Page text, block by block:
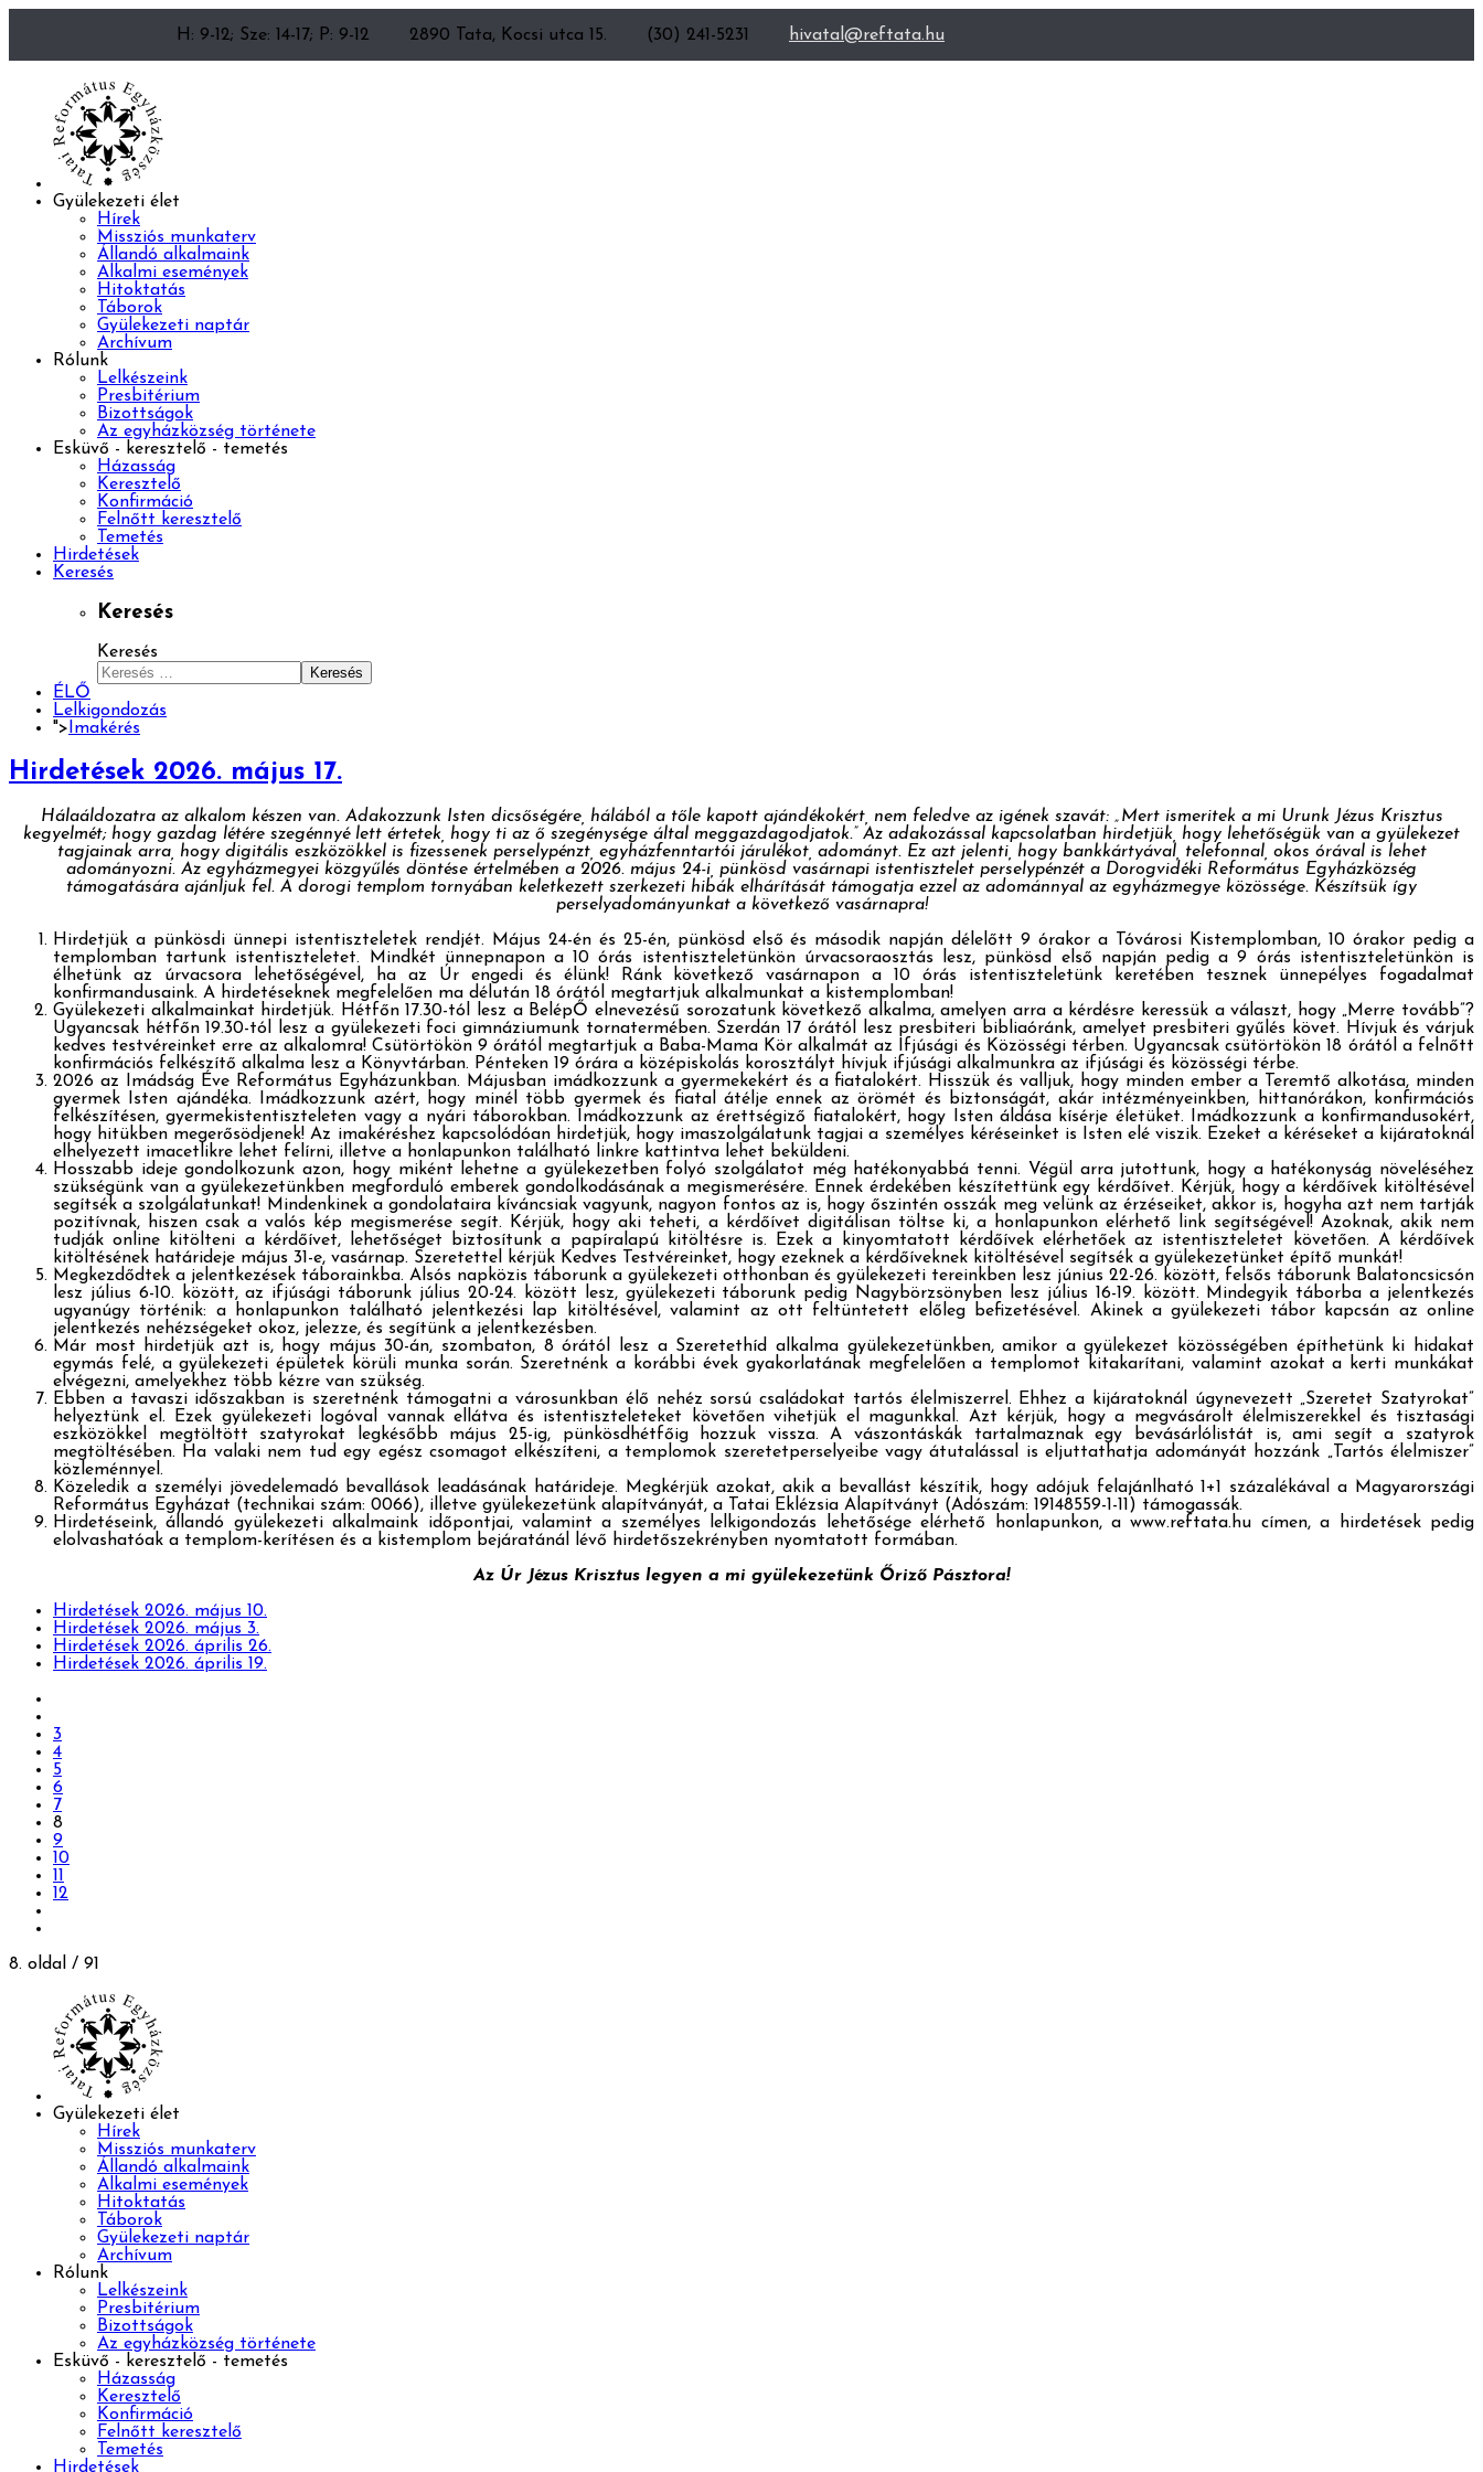
H: 9-12; Sze: 14-17; P: 9-12 2890 Tata, Kocsi utca 15. (30) 241-5231 hivatal@reftata.hu
Gyülekezeti élet
Hírek
Missziós munkaterv
Állandó alkalmaink
Alkalmi események
Hitoktatás
Táborok
Gyülekezeti naptár
Archívum
Rólunk
Lelkészeink
Presbitérium
Bizottságok
Az egyházközség története
Esküvő - keresztelő - temetés
Házasság
Keresztelő
Konfirmáció
Felnőtt keresztelő
Temetés
Hirdetések
Keresés
Keresés
Keresés
Keresés
ÉLŐ
Lelkigondozás
">Imakérés
Hirdetések 2026. május 17.
Hálaáldozatra az alkalom készen van. Adakozzunk Isten dicsőségére, hálából a tőle kapott ajándékokért, nem feledve az igének szavát: „Mert ismeritek a mi Urunk Jézus Krisztus
kegyelmét; hogy gazdag létére szegénnyé lett értetek, hogy ti az ő szegénysége által meggazdagodjatok.” Az adakozással kapcsolatban hirdetjük, hogy lehetőségük van a gyülekezet
tagjainak arra, hogy digitális eszközökkel is fizessenek perselypénzt, egyházfenntartói járulékot, adományt. Ez azt jelenti, hogy bankkártyával, telefonnal, okos órával is lehet
adományozni. Az egyházmegyei közgyűlés döntése értelmében a 2026. május 24-i, pünkösd vasárnapi istentisztelet perselypénzét a Dorogvidéki Református Egyházközség
támogatására ajánljuk fel. A dorogi templom tornyában keletkezett szerkezeti hibák elhárítását támogatja ezzel az adománnyal az egyházmegye közössége. Készítsük így
perselyadományunkat a következő vasárnapra!
Hirdetjük a pünkösdi ünnepi istentiszteletek rendjét. Május 24-én és 25-én, pünkösd első és második napján délelőtt 9 órakor a Tóvárosi Kistemplomban, 10 órakor pedig a
templomban tartunk istentiszteletet. Mindkét ünnepnapon a 10 órás istentiszteletünkön úrvacsoraosztás lesz, pünkösd első napján pedig a 9 órás istentiszteletünkön is
élhetünk az úrvacsora lehetőségével, ha az Úr engedi és élünk! Ránk következő vasárnapon a 10 órás istentiszteletünk keretében tesznek ünnepélyes fogadalmat
konfirmandusaink. A hirdetéseknek megfelelően ma délután 18 órától megtartjuk alkalmunkat a kistemplomban!
Gyülekezeti alkalmainkat hirdetjük. Hétfőn 17.30-tól lesz a BelépŐ elnevezésű sorozatunk következő alkalma, amelyen arra a kérdésre keressük a választ, hogy „Merre tovább”?
Ugyancsak hétfőn 19.30-tól lesz a gyülekezeti foci gimnáziumunk tornatermében. Szerdán 17 órától lesz presbiteri bibliaóránk, amelyet presbiteri gyűlés követ. Hívjuk és várjuk
kedves testvéreinket erre az alkalomra! Csütörtökön 9 órától megtartjuk a Baba-Mama Kör alkalmát az Ifjúsági és Közösségi térben. Ugyancsak csütörtökön 18 órától a felnőtt
konfirmációs felkészítő alkalma lesz a Könyvtárban. Pénteken 19 órára a középiskolás korosztályt hívjuk ifjúsági alkalmunkra az ifjúsági és közösségi térbe.
2026 az Imádság Éve Református Egyházunkban. Májusban imádkozzunk a gyermekekért és a fiatalokért. Hisszük és valljuk, hogy minden ember a Teremtő alkotása, minden
gyermek Isten ajándéka. Imádkozzunk azért, hogy minél több gyermek és fiatal átélje ennek az örömét és biztonságát, akár intézményeinkben, hittanórákon, konfirmációs
felkészítésen, gyermekistentiszteleten vagy a nyári táborokban. Imádkozzunk az érettségiző fiatalokért, hogy Isten áldása kísérje életüket. Imádkozzunk a konfirmandusokért,
hogy hitükben megerősödjenek! Az imakéréshez kapcsolódóan hirdetjük, hogy imaszolgálatunk tagjai a személyes kéréseinket is Isten elé viszik. Ezeket a kéréseket a kijáratoknál
elhelyezett imacetlikre lehet felírni, illetve a honlapunkon található linkre kattintva lehet beküldeni.
Hosszabb ideje gondolkozunk azon, hogy miként lehetne a gyülekezetben folyó szolgálatot még hatékonyabbá tenni. Végül arra jutottunk, hogy a hatékonyság növeléséhez
szükségünk van a gyülekezetünkben megforduló emberek gondolkodásának a megismerésére. Ennek érdekében készítettünk egy kérdőívet. Kérjük, hogy a kérdőívek kitöltésével
segítsék a szolgálatunkat! Mindenkinek a gondolataira kíváncsiak vagyunk, nagyon fontos az is, hogy őszintén osszák meg velünk az érzéseiket, akkor is, hogyha azt nem tartják
pozitívnak, hiszen csak a valós kép megismerése segít. Kérjük, hogy aki teheti, a kérdőívet digitálisan töltse ki, a honlapunkon elérhető link segítségével! Azoknak, akik nem
tudják online kitölteni a kérdőívet, lehetőséget biztosítunk a papíralapú kitöltésre is. Ezek a kinyomtatott kérdőívek elérhetőek az istentiszteletet követően. A kérdőívek
kitöltésének határideje május 31-e, vasárnap. Szeretettel kérjük Kedves Testvéreinket, hogy ezeknek a kérdőíveknek kitöltésével segítsék a gyülekezetünket építő munkát!
Megkezdődtek a jelentkezések táborainkba. Alsós napközis táborunk a gyülekezeti otthonban és gyülekezeti tereinkben lesz június 22-26. között, felsős táborunk Balatoncsicsón
lesz július 6-10. között, az ifjúsági táborunk július 20-24. között lesz, gyülekezeti táborunk pedig Nagybörzsönyben lesz július 16-19. között. Mindegyik táborba a jelentkezés
ugyanúgy történik: a honlapunkon található jelentkezési lap kitöltésével, valamint az ott feltüntetett előleg befizetésével. Akinek a gyülekezeti tábor kapcsán az online
jelentkezés nehézségeket okoz, jelezze, és segítünk a jelentkezésben.
Már most hirdetjük azt is, hogy május 30-án, szombaton, 8 órától lesz a Szeretethíd alkalma gyülekezetünkben, amikor a gyülekezet közösségében építhetünk ki hidakat
egymás felé, a gyülekezeti épületek körüli munka során. Szeretnénk a korábbi évek gyakorlatának megfelelően a templomot kitakarítani, valamint azokat a kerti munkákat
elvégezni, amelyekhez több kézre van szükség.
Ebben a tavaszi időszakban is szeretnénk támogatni a városunkban élő nehéz sorsú családokat tartós élelmiszerrel. Ehhez a kijáratoknál úgynevezett „Szeretet Szatyrokat”
helyeztünk el. Ezek gyülekezeti logóval vannak ellátva és istentiszteleteket követően vihetjük el magunkkal. Azt kérjük, hogy a megvásárolt élelmiszerekkel és tisztasági
eszközökkel megtöltött szatyrokat legkésőbb május 25-ig, pünkösdhétfőig hozzuk vissza. A vászontáskák tartalmaznak egy bevásárlólistát is, ami segít a szatyrok
megtöltésében. Ha valaki nem tud egy egész csomagot elkészíteni, a templomok szeretetperselyeibe vagy átutalással is eljuttathatja adományát hozzánk „Tartós élelmiszer”
közleménnyel.
Közeledik a személyi jövedelemadó bevallások leadásának határideje. Megkérjük azokat, akik a bevallást készítik, hogy adójuk felajánlható 1+1 százalékával a Magyarországi
Református Egyházat (technikai szám: 0066), illetve gyülekezetünk alapítványát, a Tatai Eklézsia Alapítványt (Adószám: 19148559-1-11) támogassák.
Hirdetéseink, állandó gyülekezeti alkalmaink időpontjai, valamint a személyes lelkigondozás lehetősége elérhető honlapunkon, a www.reftata.hu címen, a hirdetések pedig
elolvashatóak a templom-kerítésen és a kistemplom bejáratánál lévő hirdetőszekrényben nyomtatott formában.
Az Úr Jézus Krisztus legyen a mi gyülekezetünk Őriző Pásztora!
Hirdetések 2026. május 10.
Hirdetések 2026. május 3.
Hirdetések 2026. április 26.
Hirdetések 2026. április 19.
3
4
5
6
7
8
9
10
11
12
8. oldal / 91
Gyülekezeti élet
Hírek
Missziós munkaterv
Állandó alkalmaink
Alkalmi események
Hitoktatás
Táborok
Gyülekezeti naptár
Archívum
Rólunk
Lelkészeink
Presbitérium
Bizottságok
Az egyházközség története
Esküvő - keresztelő - temetés
Házasság
Keresztelő
Konfirmáció
Felnőtt keresztelő
Temetés
Hirdetések